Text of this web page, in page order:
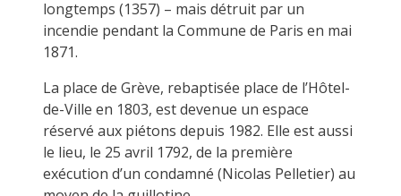
longtemps (1357) – mais détruit par un
incendie pendant la Commune de Paris en mai
1871.
La place de Grève, rebaptisée place de l’Hôtel-
de-Ville en 1803, est devenue un espace
réservé aux piétons depuis 1982. Elle est aussi
le lieu, le 25 avril 1792, de la première
exécution d’un condamné (Nicolas Pelletier) au